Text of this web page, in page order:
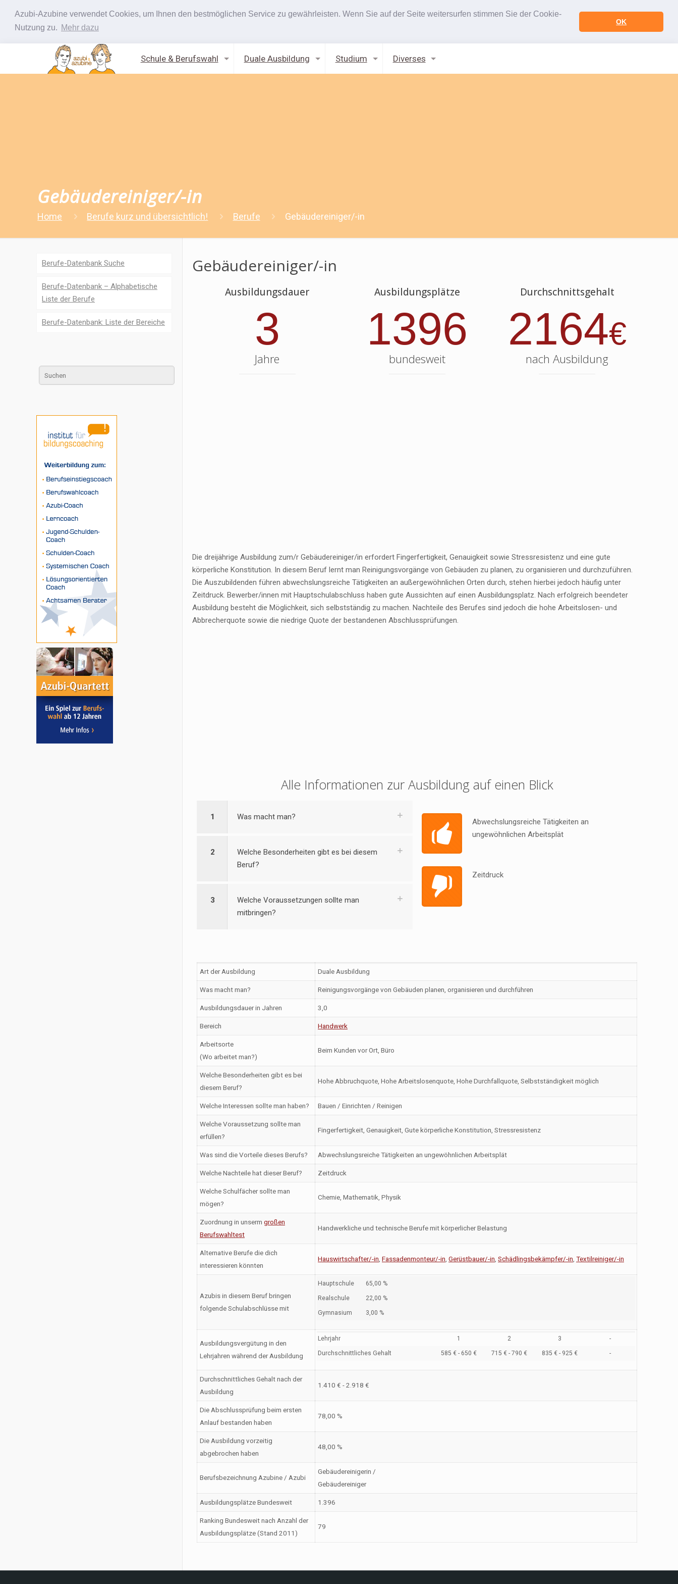
Azubi-Azubine verwendet Cookies, um Ihnen den bestmöglichen Service zu gewährleisten. Wenn Sie auf der Seite weitersurfen stimmen Sie der Cookie-
Nutzung zu. Mehr dazu
OK
Schule & Berufswahl Duale Ausbildung Studium Diverses
Gebäudereiniger/-in
Home Berufe kurz und übersichtlich! Berufe Gebäudereiniger/-in
Gebäudereiniger/-in
Ausbildungsdauer
3
Jahre
Ausbildungsplätze
1396
bundesweit
Durchschnittsgehalt
2164€
nach Ausbildung
Die dreijährige Ausbildung zum/r Gebäudereiniger/in erfordert Fingerfertigkeit, Genauigkeit sowie Stressresistenz und eine gute
körperliche Konstitution. In diesem Beruf lernt man Reinigungsvorgänge von Gebäuden zu planen, zu organisieren und durchzuführen.
Die Auszubildenden führen abwechslungsreiche Tätigkeiten an außergewöhnlichen Orten durch, stehen hierbei jedoch häufig unter
Zeitdruck. Bewerber/innen mit Hauptschulabschluss haben gute Aussichten auf einen Ausbildungsplatz. Nach erfolgreich beendeter
Ausbildung besteht die Möglichkeit, sich selbstständig zu machen. Nachteile des Berufes sind jedoch die hohe Arbeitslosen- und
Abbrecherquote sowie die niedrige Quote der bestandenen Abschlussprüfungen.
Alle Informationen zur Ausbildung auf einen Blick
1 Was macht man?
2
Welche Besonderheiten gibt es bei diesem
Beruf?
3
Welche Voraussetzungen sollte man
mitbringen?
Abwechslungsreiche Tätigkeiten an
ungewöhnlichen Arbeitsplät
Zeitdruck
Art der Ausbildung Duale Ausbildung
Was macht man? Reinigungsvorgänge von Gebäuden planen, organisieren und durchführen
Ausbildungsdauer in Jahren 3,0
Bereich Handwerk
Arbeitsorte
(Wo arbeitet man?)
Beim Kunden vor Ort, Büro
Welche Besonderheiten gibt es bei
diesem Beruf?
Hohe Abbruchquote, Hohe Arbeitslosenquote, Hohe Durchfallquote, Selbstständigkeit möglich
Welche Interessen sollte man haben? Bauen / Einrichten / Reinigen
Welche Voraussetzung sollte man
erfüllen?
Fingerfertigkeit, Genauigkeit, Gute körperliche Konstitution, Stressresistenz
Was sind die Vorteile dieses Berufs? Abwechslungsreiche Tätigkeiten an ungewöhnlichen Arbeitsplät
Welche Nachteile hat dieser Beruf? Zeitdruck
Welche Schulfächer sollte man
mögen?
Chemie, Mathematik, Physik
Zuordnung in unserm großen
Berufswahltest
Handwerkliche und technische Berufe mit körperlicher Belastung
Alternative Berufe die dich
interessieren könnten
Hauswirtschafter/-in Fassadenmonteur/-in Gerüstbauer/-in Schädlingsbekämpfer/-in Textilreiniger/-in
Azubis in diesem Beruf bringen
folgende Schulabschlüsse mit
Hauptschule 65,00 %
Realschule 22,00 %
Gymnasium 3,00 %
Ausbildungsvergütung in den
Lehrjahren während der Ausbildung
Lehrjahr 1 2 3 -
Durchschnittliches Gehalt 585 € - 650 € 715 € - 790 € 835 € - 925 € -
Durchschnittliches Gehalt nach der
Ausbildung
1.410 € - 2.918 €
Die Abschlussprüfung beim ersten
Anlauf bestanden haben
78,00 %
Die Ausbildung vorzeitig
abgebrochen haben
48,00 %
Berufsbezeichnung Azubine / Azubi
Gebäudereinigerin /
Gebäudereiniger
Ausbildungsplätze Bundesweit 1.396
Ranking Bundesweit nach Anzahl der
Ausbildungsplätze (Stand 2011)
79
Berufe-Datenbank Suche
Berufe-Datenbank – Alphabetische
Liste der Berufe
Berufe-Datenbank: Liste der Bereiche